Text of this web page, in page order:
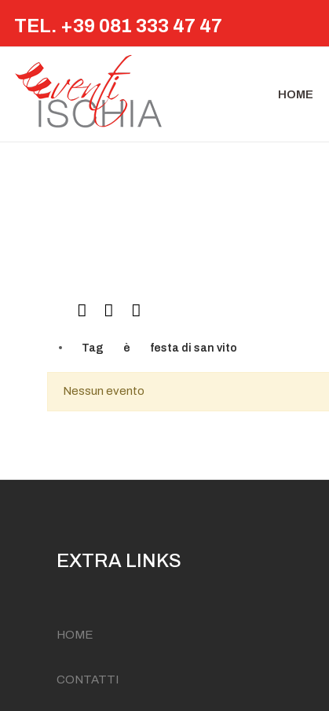
TEL. +39 081 333 47 47
HOME
Tag è festa di san vito
Nessun evento
EXTRA LINKS
HOME
CONTATTI